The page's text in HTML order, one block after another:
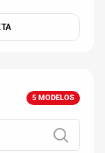
5 MODELOS